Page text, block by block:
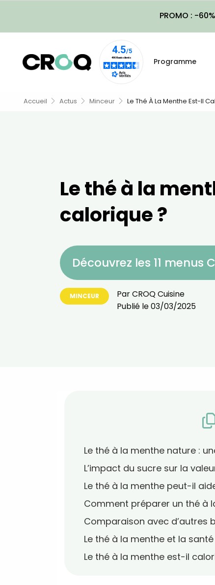
PROMO : -
Programme
Accueil Actus Minceur Le Thé À La Menthe Est-Il
Le thé à la
calorique ?
Découvrez les 11 menus
MINCEUR ParCROQ Cuisine
Publié le03/03/2025
Le thé à la menthe nature :
L’impact du sucre sur la
Le thé à la menthe peut-il
Comment préparer un thé à
Comparaison avec d’autres
Le thé à la menthe et la
Le thé à la menthe est-il